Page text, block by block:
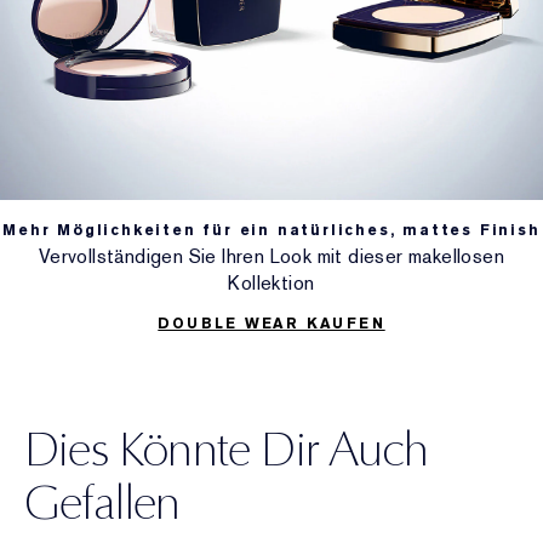
Mehr Möglichkeiten für ein natürliches, mattes Finish
Vervollständigen Sie Ihren Look mit dieser makellosen
Kollektion
DOUBLE WEAR KAUFEN
Dies Könnte Dir Auch
Gefallen